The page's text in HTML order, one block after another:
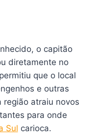
o capitão
diretamente no
que o local
e outras
atraiu novos
para onde
Sul carioca.